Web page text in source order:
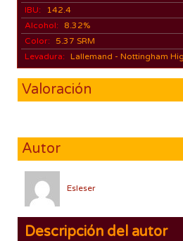
IBU:
142.4
Alcohol:
8.32%
Color:
5.37 SRM
Levadura: Lallemand - Nottingham
Valoración
Autor
Esleser
Descripción del autor